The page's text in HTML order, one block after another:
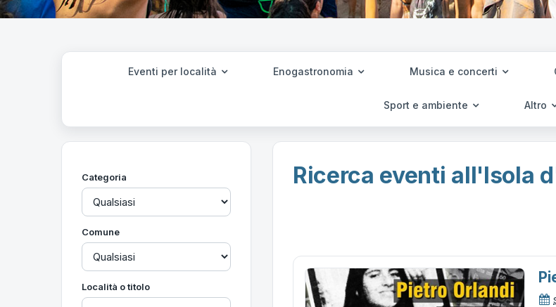
Eventi per località Enogastronomia Musica e concerti
Sport e ambiente Altro
Categoria
Comune
Località o titolo
Ricerca eventi all'Isola